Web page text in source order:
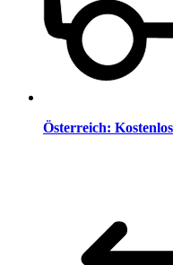
Österreich: